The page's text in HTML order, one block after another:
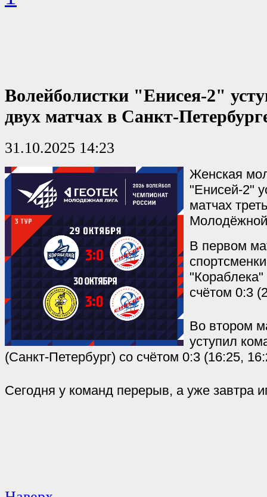
Волейболистки "Енисея-2"
двух матчах в Санкт-
31.10.2025 14:23
Женская
"Енисей-2"
матчах
В первом
"Кораблека"
счётом 0:3
Во втором
уступил
(Санкт-Петербург) со счётом 0:3 (16:25,
Сегодня у команд перерыв, а уже завтра